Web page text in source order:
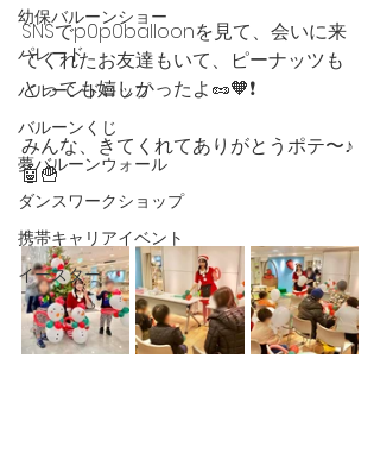
幼保バルーンショー
パレード
バルーンドロップ
バルーンくじ
夢バルーンウォール
ダンスワークショップ
携帯キャリアイベント
イースター
SNSでp0p0balloonを見て、会いに来
てくれたお友達もいて、ピーナッツも
とっても嬉しかったよ🥜🧡❗️
みんな、きてくれてありがとうポテ〜♪
🤖🍟